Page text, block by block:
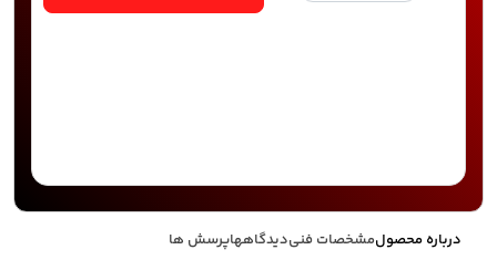
درباره محصولمشخصات فنیدیدگاههاپرسش ها